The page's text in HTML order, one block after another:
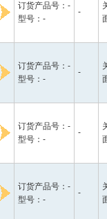
订货产品号：-
型号：-
-
订货产品号：-
型号：-
-
订货产品号：-
型号：-
-
订货产品号：-
型号：-
-